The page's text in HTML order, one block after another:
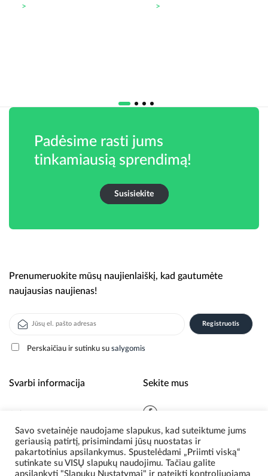
>
>
Padėsime rasti jums
tinkamiausią sprendimą!
Susisiekite
Prenumeruokite mūsų naujienlaiškį, kad gautumėte
naujausias naujienas!
Perskaičiau ir sutinku su salygomis
Svarbi informacija
Naujienos
Privatumo politika
Sekite mus
Savo svetainėje naudojame slapukus, kad suteiktume jums
geriausią patirtį, prisimindami jūsų nuostatas ir
pakartotinius apsilankymus. Spustelėdami „Priimti viską“
sutinkate su VISŲ slapukų naudojimu. Tačiau galite
apsilankyti "Slapukų Nustatymai" ir pateikti kontroliuojamą